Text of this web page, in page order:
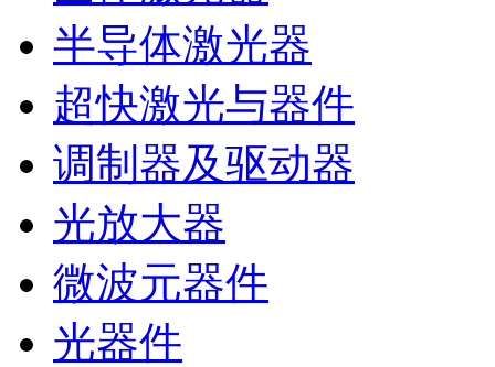
半导体激光器
超快激光与器件
调制器及驱动器
光放大器
微波元器件
光器件